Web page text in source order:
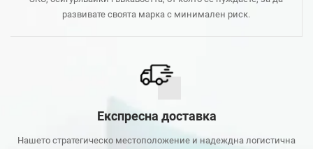
развивате своята марка с минимален риск.
Експресна доставка
Нашето стратегическо местоположение и надеждна логистична